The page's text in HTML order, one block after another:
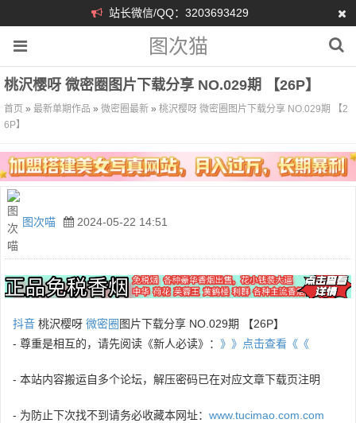
站长微信/QQ：3203693429
图次猫
桃沢樱呀 微密圈图片下载分享 NO.029期 【26P】
首页 » 最新单期作品 » 微密圈最新 » 桃沢樱呀 微密圈图片下载分享 NO.029期 【2
6P】
图次喵 2024-05-22 14:51
抖音 桃沢樱呀 微密圈 图片下载分享 NO.029期 【26P】
- 尊重是相互的，请先阅读《新人必读》： 》》点击查看《《
- 本站内容搬运自多个论坛，解压密码已在对应文章下载页注明
- 为防止下次找不到请务必收藏本网址： www.tucimao.com.com